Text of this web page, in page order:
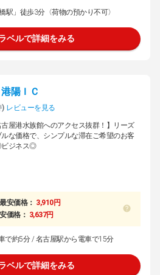
駅」徒歩3分〈荷物の預かり不可〉
ベルで詳細をみる
陽ＩＣ
) レビューを見る
古屋港水族館へのアクセス抜群！】リーズ
な価格で、シンプルな滞在ご希望のお客
ジネス◎
安価格： 3,910円
価格： 3,637円
で約5分 / 名古屋駅から電車で15分
ベルで詳細をみる